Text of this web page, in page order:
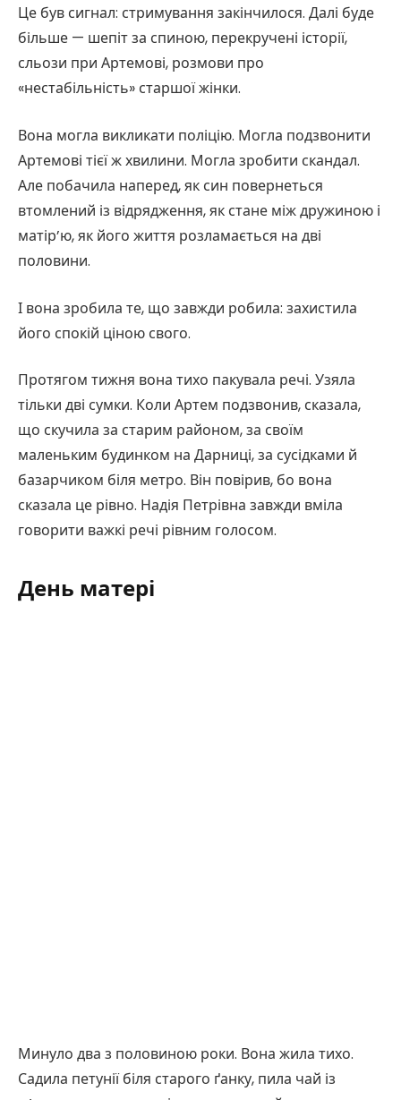
Це був сигнал: стримування закінчилося. Далі буде
більше — шепіт за спиною, перекручені історії,
сльози при Артемові, розмови про
«нестабільність» старшої жінки.
Вона могла викликати поліцію. Могла подзвонити
Артемові тієї ж хвилини. Могла зробити скандал.
Але побачила наперед, як син повернеться
втомлений із відрядження, як стане між дружиною і
матір’ю, як його життя розламається на дві
половини.
І вона зробила те, що завжди робила: захистила
його спокій ціною свого.
Протягом тижня вона тихо пакувала речі. Узяла
тільки дві сумки. Коли Артем подзвонив, сказала,
що скучила за старим районом, за своїм
маленьким будинком на Дарниці, за сусідками й
базарчиком біля метро. Він повірив, бо вона
сказала це рівно. Надія Петрівна завжди вміла
говорити важкі речі рівним голосом.
День матері
Минуло два з половиною роки. Вона жила тихо.
Садила петунії біля старого ґанку, пила чай із